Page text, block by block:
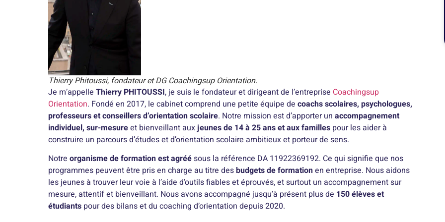
Thierry Phitoussi, fondateur et DG Coachingsup Orientation.
Je m’appelleThierry PHITOUSSI, je suis le fondateur et dirigeant de l’entreprise Coachingsup
Orientation. Fondé en 2017, le cabinet comprend une petite équipe decoachs scolaires, psychologues,
professeurs et conseillers d’orientationscolaire. Notre mission est d’apporter unaccompagnement
individuel, sur-mesureet bienveillant auxjeunes de 14 à 25 ans et aux familles pour les aider à
construire un parcours d’études et d’orientation scolaire ambitieux et porteur de sens.
Notreorganisme de formation est agréésous la référence DA 11922369192. Ce qui signifie que nos
programmes peuvent être pris en charge au titre desbudgets de formationen entreprise. Nous aidons
les jeunes à trouver leur voie à l’aide d’outils fiables et éprouvés, et surtout un accompagnement sur
mesure, attentif et bienveillant. Nous avons accompagné jusqu’à présent plus de 150 élèves et
étudiants pour des bilans et du coaching d’orientation depuis 2020.